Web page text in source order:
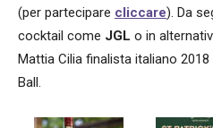
(per partecipare cliccare). Da
cocktail come JGL o in
Mattia Cilia finalista italiano
Ball.